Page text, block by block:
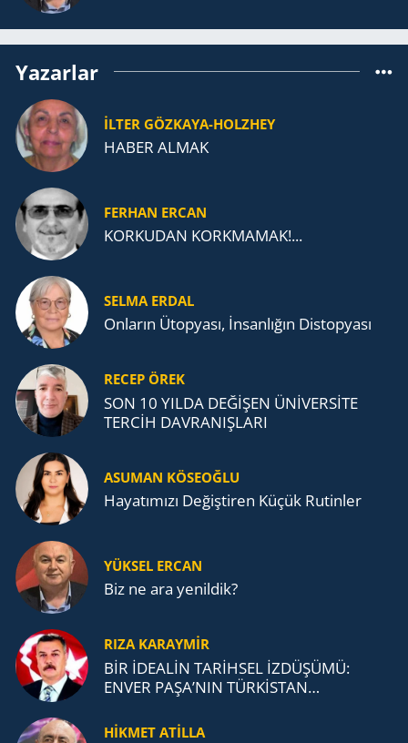
Yazarlar
İLTER GÖZKAYA-HOLZHEY
HABER ALMAK
FERHAN ERCAN
KORKUDAN KORKMAMAK!...
SELMA ERDAL
Onların Ütopyası, İnsanlığın Distopyası
RECEP ÖREK
SON 10 YILDA DEĞİŞEN ÜNİVERSİTE
TERCİH DAVRANIŞLARI
ASUMAN KÖSEOĞLU
Ha­ya­tı­mı­zı De­ğiş­ti­ren Küçük Ru­tin­ler
YÜKSEL ERCAN
Biz ne ara yenildik?
RIZA KARAYMIR
BİR İDEALİN TARİHSEL İZDÜŞÜMÜ:
ENVER PAŞA’NIN TÜRKİSTAN
TEŞKİLATI’NA UZANAN MİRASI
HİKMET ATİLLA